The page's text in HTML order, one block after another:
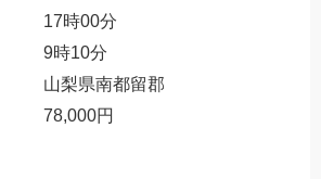
17時00分
9時10分
山梨県南都留郡
78,000円